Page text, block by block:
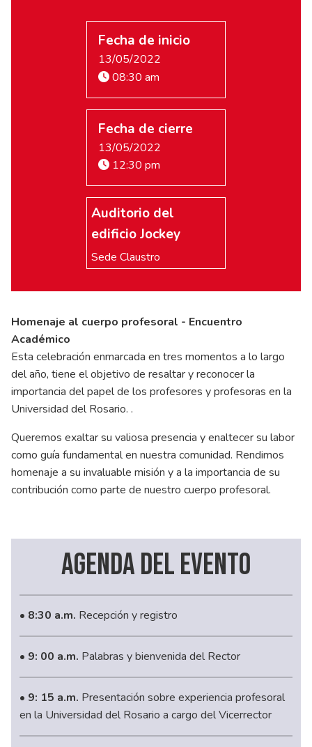
Fecha de inicio
13/05/2022
08:30 am
Fecha de cierre
13/05/2022
12:30 pm
Auditorio del
edificio Jockey
Sede Claustro
Homenaje al cuerpo profesoral - Encuentro
Académico
Esta celebración enmarcada en tres momentos a lo largo
del año, tiene el objetivo de resaltar y reconocer la
importancia del papel de los profesores y profesoras en la
Universidad del Rosario. .
Queremos exaltar su valiosa presencia y enaltecer su labor
como guía fundamental en nuestra comunidad. Rendimos
homenaje a su invaluable misión y a la importancia de su
contribución como parte de nuestro cuerpo profesoral.
Agenda del evento
• 8:30 a.m. Recepción y registro
• 9: 00 a.m. Palabras y bienvenida del Rector
• 9: 15 a.m. Presentación sobre experiencia profesoral
en la Universidad del Rosario a cargo del Vicerrector